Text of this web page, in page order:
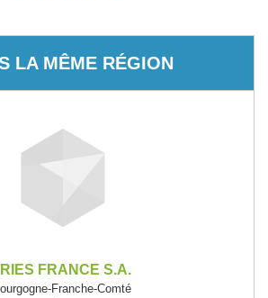
LA MÊME RÉGION
FRANCE S.A.
Franche-Comté